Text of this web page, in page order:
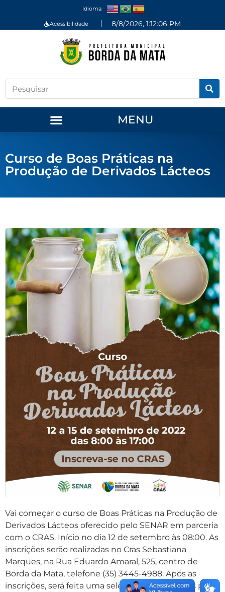
Idioma
Acessibilidade 8/8/2026, 1:12:06 PM
MENU
Curso de Boas Práticas na
Produção de Derivados Lácteos
Vai começar o curso de Boas Práticas na Produção de
Derivados Lácteos oferecido pelo SENAR em parceria
com o CRAS. Início no dia 12 de setembro às 08:00. As
inscrições serão realizadas no Cras Sebastiana
Marques, na Rua Eduardo Amaral, 525, centro de
Borda da Mata, telefone (35) 3445-4988. Após as
inscrições, será feita uma seleção de candidatos para